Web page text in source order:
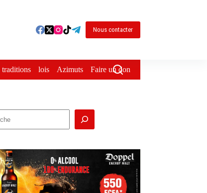
Nous contacter
traditions lois Azimuts Faire un don